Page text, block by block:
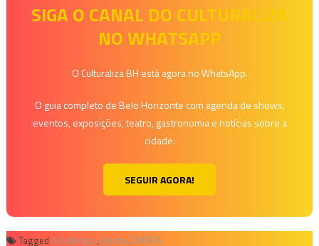
SIGA O CANAL DO CULTURALIZA
NO WHATSAPP
O Culturaliza BH está agora no WhatsApp.
O guia completo de Belo Horizonte com agenda de shows,
eventos, exposições, teatro, gastronomia e notícias sobre a
cidade.
SEGUIR AGORA!
Tagged A Autêntica, Banda ZIMBRA